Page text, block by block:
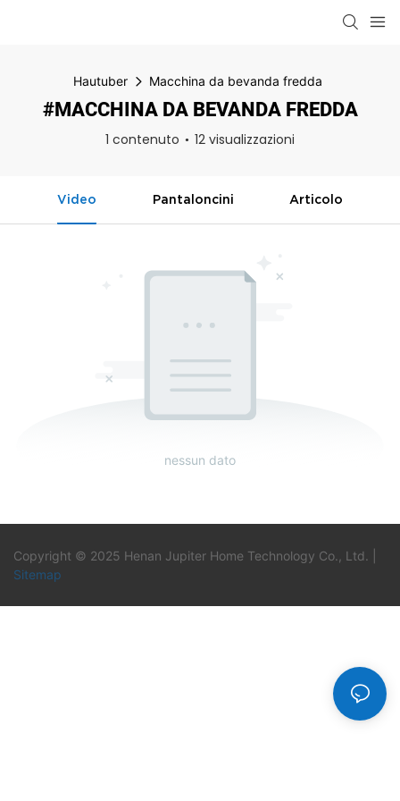
Hautuber Macchina da bevanda fredda
#MACCHINA DA BEVANDA FREDDA
1 contenuto 12 visualizzazioni
Video Pantaloncini Articolo
nessun dato
Copyright © 2025 Henan Jupiter Home Technology Co., Ltd. |
Sitemap